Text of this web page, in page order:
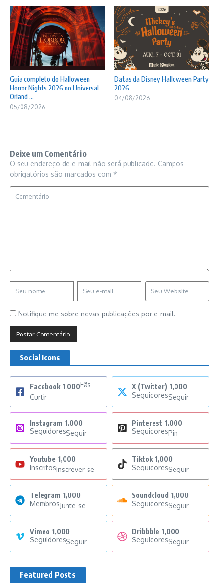
Guia completo do Halloween
Horror Nights 2026 no Universal
Orland ...
05/08/2026
Datas da Disney Halloween Party
2026
04/08/2026
Deixe um Comentário
O seu endereço de e-mail não será publicado. Campos
obrigatórios são marcados com *
Notifique-me sobre novas publicações por e-mail.
Social Icons
Facebook 1,000Fãs
Curtir
X (Twitter) 1,000
SeguidoresSeguir
Instagram 1,000
SeguidoresSeguir
Pinterest 1,000
SeguidoresPin
Youtube 1,000
InscritosInscrever-se
Tiktok 1,000
SeguidoresSeguir
Telegram 1,000
MembrosJunte-se
Soundcloud 1,000
SeguidoresSeguir
Vimeo 1,000
SeguidoresSeguir
Dribbble 1,000
SeguidoresSeguir
Featured Posts